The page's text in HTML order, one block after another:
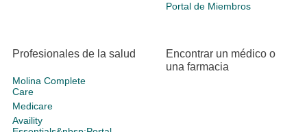
Portal de Miembros
Profesionales de la salud
Molina Complete
Care
Medicare
Availity
Encontrar un médico o
una farmacia